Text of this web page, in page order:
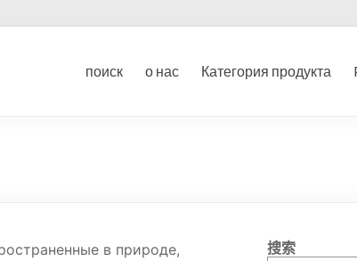
для дробления угля,
поиск о нас Категория продукта
в природе,
搜索